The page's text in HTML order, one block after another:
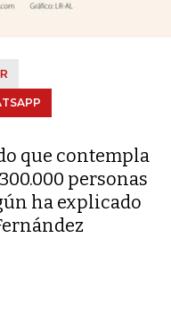
que contempla
personas
ha explicado